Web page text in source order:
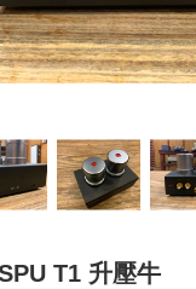
T1 升壓牛